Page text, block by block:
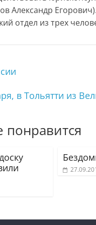
Александр
отдел из трех
в Тольятти из
понравится